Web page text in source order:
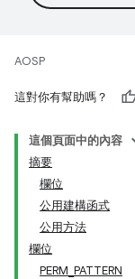
AOSP
這對你有幫助嗎？
這個頁面中的內容
摘要
欄位
公用建構函式
公用方法
欄位
PERM_PATTERN